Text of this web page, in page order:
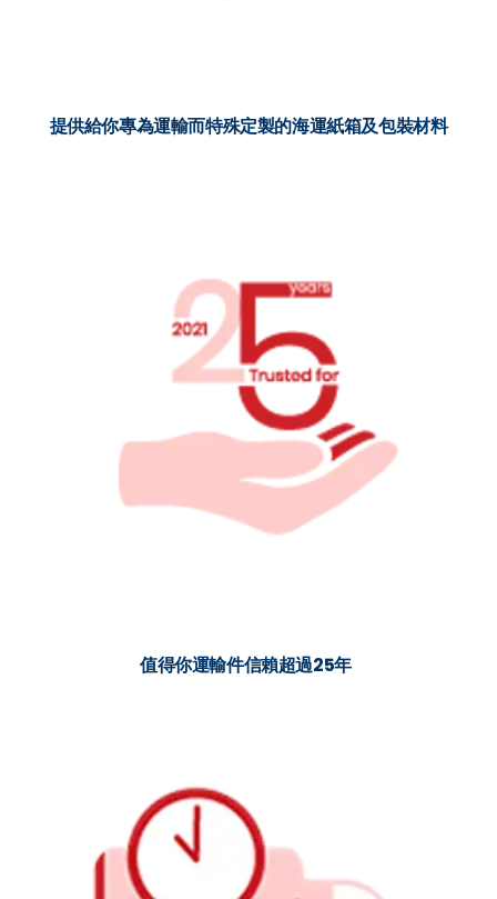
提供給你專為運輸而特殊定製的海運紙箱及包裝材料
值得你運輸件信賴超過25年